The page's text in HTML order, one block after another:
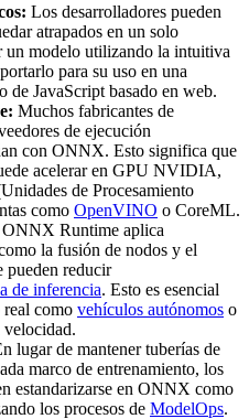
Los desarrolladores pueden
atrapados en un solo
un modelo utilizando la intuitiva
para su uso en una
JavaScript basado en web.
Muchos fabricantes de
de ejecución
con ONNX. Esto significa que
acelerar en GPU NVIDIA,
de Procesamiento
como OpenVINO o CoreML.
Runtime aplica
la fusión de nodos y el
pueden reducir
de inferencia. Esto es esencial
real como vehículos autónomos o
velocidad.
lugar de mantener tuberías de
marco de entrenamiento, los
estandarizarse en ONNX como
los procesos de ModelOps.